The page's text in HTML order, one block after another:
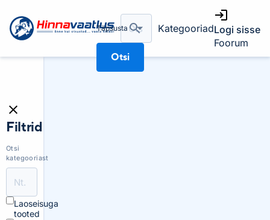
Täpsusta
Otsi
KategooriadLogi sisse
Foorum
Filtrid
Otsi
kategooriast
Laoseisuga
tooted